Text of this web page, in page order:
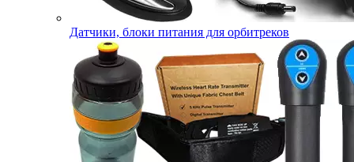
Датчики, блоки питания для орбитреков